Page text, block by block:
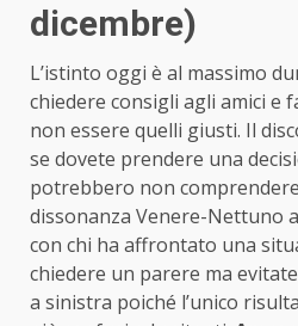
dicembre)
L’istinto oggi è al massimo
chiedere consigli agli amici e
non essere quelli giusti. Il
se dovete prendere una
potrebbero non
dissonanza Venere-Nettuno
con chi ha affrontato una
chiedere un parere ma
a sinistra poiché l’unico